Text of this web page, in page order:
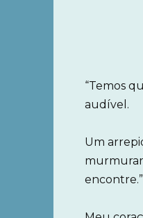
“Temos
audível.
Um
encontre.”